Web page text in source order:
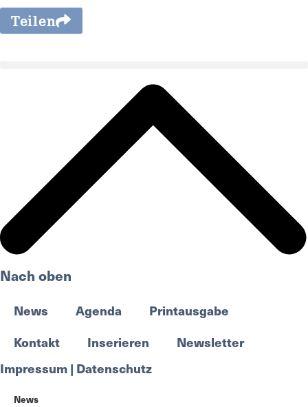
Teilen
Nach oben
News Agenda
Printausgabe
Kontakt
Inserieren
Newsletter
Impressum | Datenschutz
News